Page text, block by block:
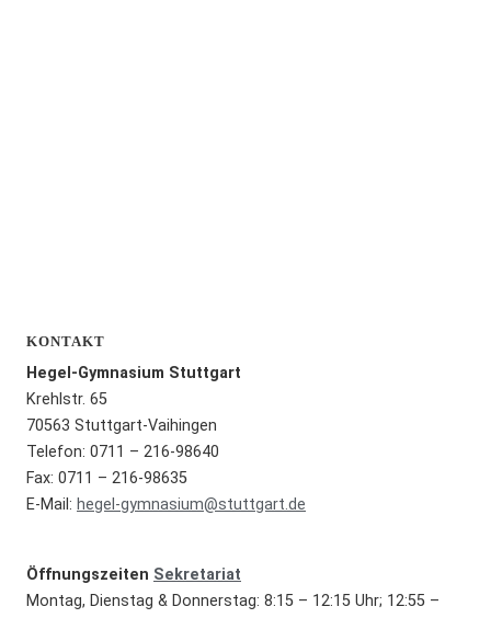
KONTAKT
Hegel-Gymnasium Stuttgart
Krehlstr. 65
70563 Stuttgart-Vaihingen
Telefon: 0711 – 216-98640
Fax: 0711 – 216-98635
E-Mail: hegel-gymnasium@stuttgart.de
Öffnungszeiten Sekretariat
Montag, Dienstag & Donnerstag: 8:15 – 12:15 Uhr; 12:55 –